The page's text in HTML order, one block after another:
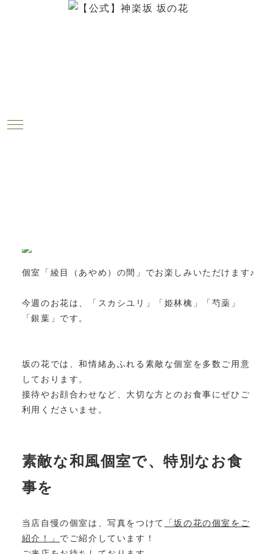
今週のお花が届きました！（4月10
個室「綾目（あやめ）の間」でお楽しみいただけます♪
今週のお花は、「スカシユリ」「姫林檎」「芍薬」
「銀葉」です。
坂の花では、和情緒あふれる素敵な個室を多数ご用意
しております。
接待やお顔合わせなど、大切な方とのお食事にぜひご
利用くださいませ。
素敵な和風個室で、特別なお食
事を
当店自慢の個室は、写真をつけて
「坂の花の個室をご
紹介！」 でご紹介しています！